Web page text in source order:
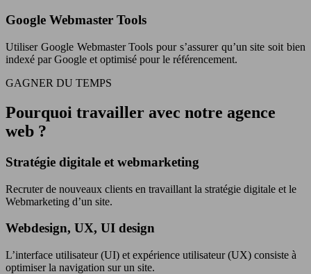
Google Webmaster Tools
Utiliser Google Webmaster Tools pour s’assurer qu’un site soit bien
indexé par Google et optimisé pour le référencement.
GAGNER DU TEMPS
Pourquoi travailler avec notre agence
web ?
Stratégie digitale et webmarketing
Recruter de nouveaux clients en travaillant la stratégie digitale et le
Webmarketing d’un site.
Webdesign, UX, UI design
L’interface utilisateur (UI) et expérience utilisateur (UX) consiste à
optimiser la navigation sur un site.